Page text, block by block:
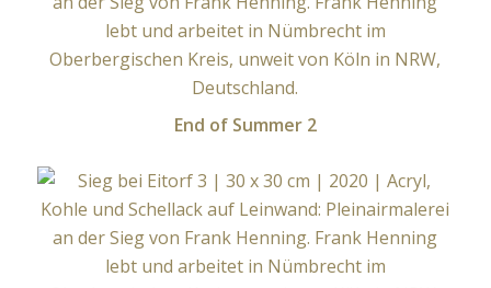
End of Summer 2